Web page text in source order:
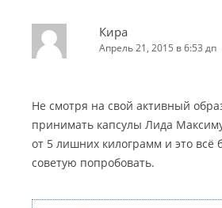
Кира
Апрель 21, 2015 в 6:53 дп
Не смотря на свой активный
принимать капсулы Лида
от 5 лишних килограмм и это всё
советую попробовать.